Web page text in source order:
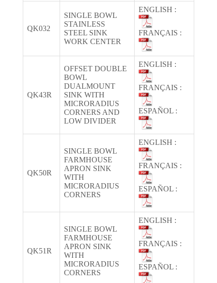
QK032
SINGLE BOWL
STAINLESS
STEEL SINK
WORK CENTER
ENGLISH :
FRANÇAIS :
QK43R
OFFSET DOUBLE
BOWL
DUALMOUNT
SINK WITH
MICRORADIUS
CORNERS AND
LOW DIVIDER
ENGLISH :
FRANÇAIS :
ESPAÑOL :
QK50R
SINGLE BOWL
FARMHOUSE
APRON SINK
WITH
MICRORADIUS
CORNERS
ENGLISH :
FRANÇAIS :
ESPAÑOL :
QK51R
SINGLE BOWL
FARMHOUSE
APRON SINK
WITH
MICRORADIUS
CORNERS
ENGLISH :
FRANÇAIS :
ESPAÑOL :